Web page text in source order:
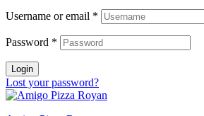
Username or email *
Password *
Login
Lost your password?